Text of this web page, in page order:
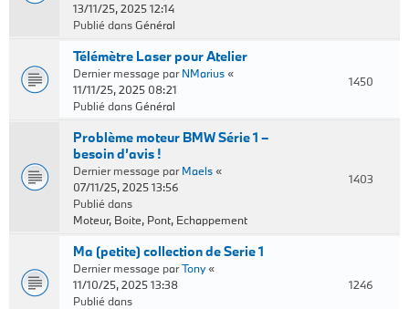
13/11/25, 2025 12:14
Publié dansGénéral
Télémètre Laser pour Atelier
Dernier message parNMarius«
11/11/25, 2025 08:21
Publié dansGénéral
1450
Problème moteur BMW Série 1 –
besoin d’avis !
Dernier message parMaels«
07/11/25, 2025 13:56
Publié dans
Moteur, Boite, Pont, Echappement
1403
Ma (petite) collection de Serie 1
Dernier message parTony«
11/10/25, 2025 13:38
Publié dans
1246